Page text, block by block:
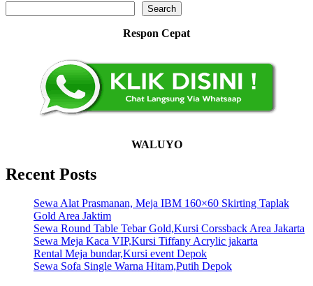
Search
Respon Cepat
WALUYO
Recent Posts
Sewa Alat Prasmanan, Meja IBM 160×60 Skirting Taplak
Gold Area Jaktim
Sewa Round Table Tebar Gold,Kursi Corssback Area Jakarta
Sewa Meja Kaca VIP,Kursi Tiffany Acrylic jakarta
Rental Meja bundar,Kursi event Depok
Sewa Sofa Single Warna Hitam,Putih Depok